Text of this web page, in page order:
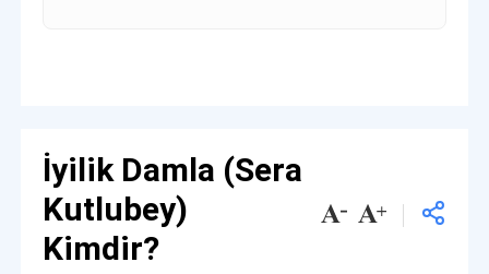
İyilik Damla (Sera
Kutlubey)
Kimdir?